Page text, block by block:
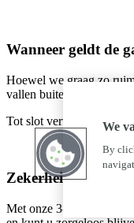
Wanneer geldt de
Hoewel we graag zo
vallen buiten de
Tot slot vervalt de
Zekerheid waar u
Met onze 3‑jarige
We
By